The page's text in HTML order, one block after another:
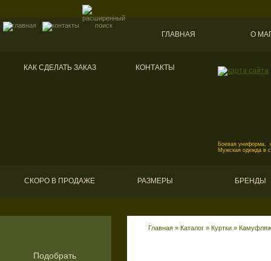
ГЛАВНАЯ О
КАК СДЕЛАТЬ ЗАКАЗ КОНТАКТЫ
Боевая униформа,
Мужская одежда в
СКОРО В ПРОДАЖЕ РАЗМЕРЫ БРЕНДЫ
Подобрать
Главная » Каталог » Куртки »